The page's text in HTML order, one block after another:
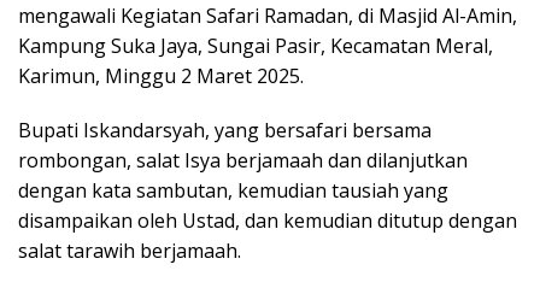
mengawali Kegiatan Safari Ramadan, di Masjid Al-Amin,
Kampung Suka Jaya, Sungai Pasir, Kecamatan Meral,
Karimun, Minggu 2 Maret 2025.
Bupati Iskandarsyah, yang bersafari bersama
rombongan, salat Isya berjamaah dan dilanjutkan
dengan kata sambutan, kemudian tausiah yang
disampaikan oleh Ustad, dan kemudian ditutup dengan
salat tarawih berjamaah.